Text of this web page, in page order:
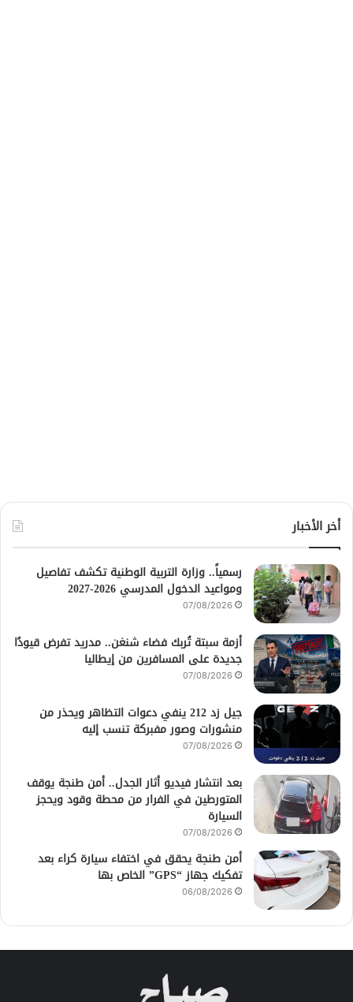
أخر الأخبار
رسمياً.. وزارة التربية الوطنية تكشف تفاصيل
ومواعيد الدخول المدرسي 2026-2027
07/08/2026
أزمة سبتة تُربك فضاء شنغن.. مدريد تفرض قيودًا
جديدة على المسافرين من إيطاليا
07/08/2026
جيل زد 212 ينفي دعوات التظاهر ويحذر من
منشورات وصور مفبركة تنسب إليه
07/08/2026
بعد انتشار فيديو أثار الجدل.. أمن طنجة يوقف
المتورطين في الفرار من محطة وقود ويحجز
السيارة
07/08/2026
أمن طنجة يحقق في اختفاء سيارة كراء بعد
تفكيك جهاز “GPS” الخاص بها
06/08/2026